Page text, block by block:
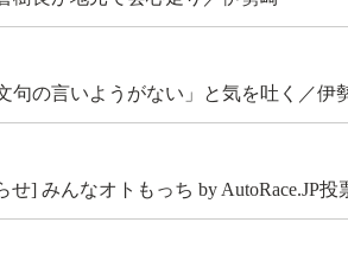
句の言いようがない」と気を吐く／伊
せ] みんなオトもっち by AutoRace.JP投